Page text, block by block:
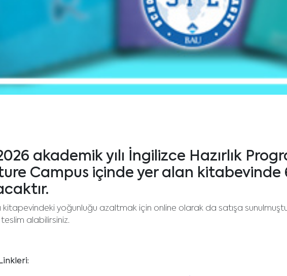
akademik yılı İngilizce Hazırlık
Campus içinde yer alan kitabevinde
kitapevindeki yoğunluğu azaltmak için online olarak da satışa
alabilirsiniz.